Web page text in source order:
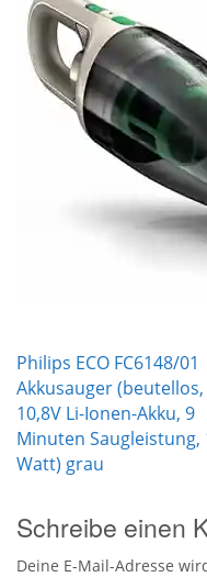
Beitrags-
Navigation
Philips ECO FC6148/01
Akkusauger (beutellos,
10,8V Li-Ionen-Akku, 9
Minuten Saugleistung,
Watt) grau
Schreibe einen
Deine E-Mail-Adresse